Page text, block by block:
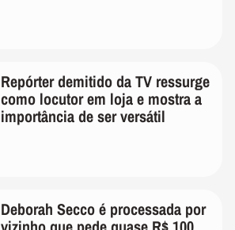
Repórter demitido da TV ressurge
como locutor em loja e mostra a
importância de ser versátil
Deborah Secco é processada por